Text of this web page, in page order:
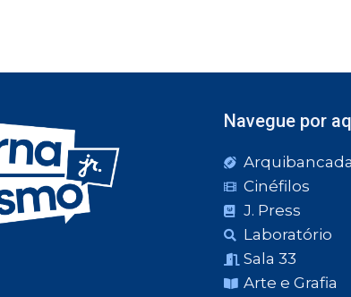
Navegue por
Arquibancada
Cinéfilos
J. Press
Laboratório
Sala 33
Arte e Grafia